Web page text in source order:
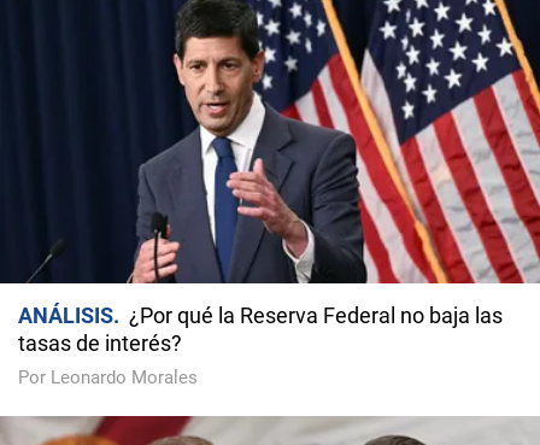
ANÁLISIS
¿Por qué la Reserva Federal no baja las
tasas de interés?
Por Leonardo Morales